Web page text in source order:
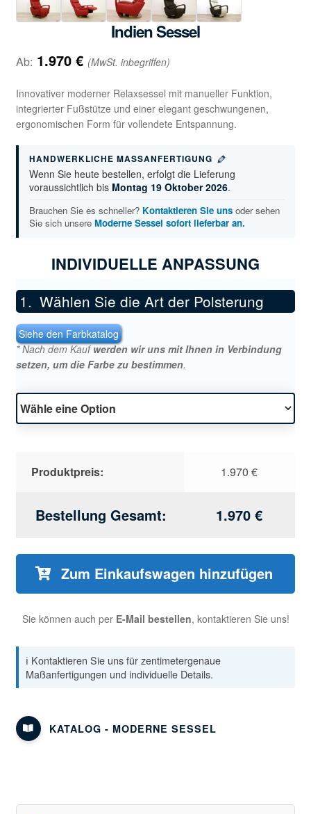
Indien Sessel
Ab: 1.970 € (MwSt. inbegriffen)
Innovativer moderner Relaxsessel mit manueller Funktion,
integrierter Fußstütze und einer elegant geschwungenen,
ergonomischen Form für vollendete Entspannung.
HANDWERKLICHE MASSANFERTIGUNG
Wenn Sie heute bestellen, erfolgt die Lieferung
voraussichtlich bis Montag 19 Oktober 2026.
Brauchen Sie es schneller? Kontaktieren Sie unsoder sehen
Sie sich unsere Moderne Sessel sofort lieferbar an.
INDIVIDUELLE ANPASSUNG
Wählen Sie die Art der Polsterung
Siehe den Farbkatalog
* Nach dem Kaufwerden wir uns mit Ihnen in Verbindung
setzen, um die Farbe zu bestimmen.
Produktpreis: 1.970€
Bestellung Gesamt: 1.970€
Zum Einkaufswagen hinzufügen
Sie können auch per E-Mail bestellen, kontaktieren Sie uns!
ℹ️ Kontaktieren Sie uns für zentimetergenaue
Maßanfertigungen und individuelle Details.
KATALOG - MODERNE SESSEL